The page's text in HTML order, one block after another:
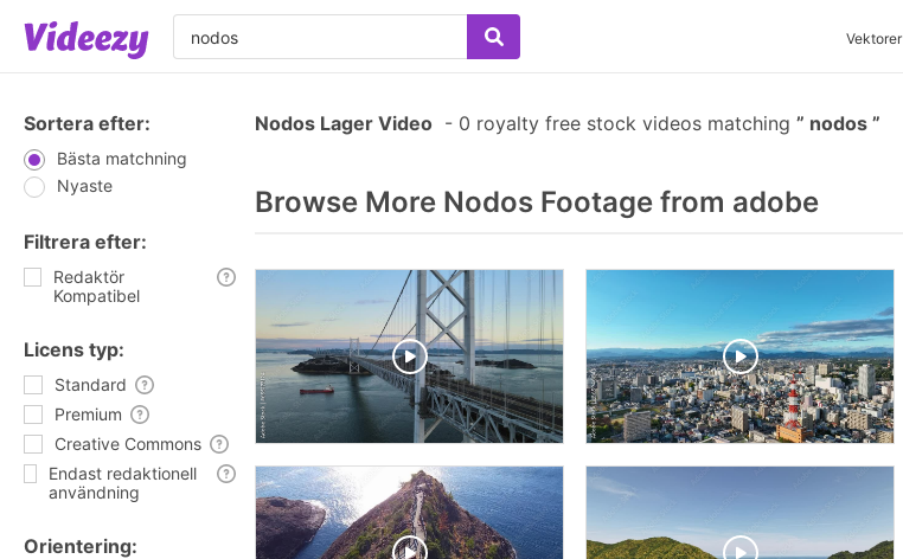
Vektorer
Sortera efter:
Bästa matchning
Nyaste
Filtrera efter:
Redaktör
Kompatibel
Licens typ:
Standard
Premium
Creative Commons
Endast redaktionell
användning
Orientering:
Nodos Lager Video - 0 royalty free stock videos matching nodos
Browse More Nodos Footage from adobe